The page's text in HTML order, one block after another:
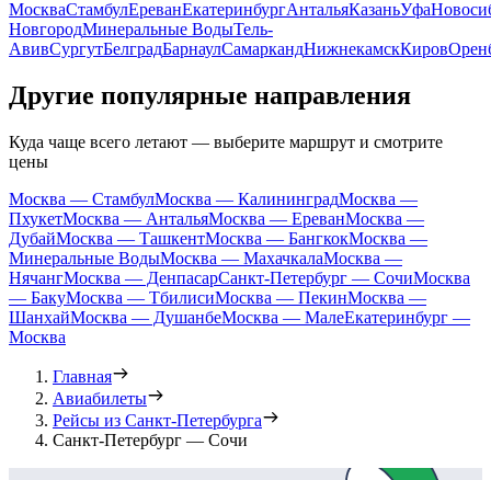
МоскваСтамбулЕреванЕкатеринбургАнтальяКазаньУфа
НовгородМинеральные ВодыТель-
АвивСургутБелградБарнаулСамаркандНижнекамскКиров
Другие популярные направления
Куда чаще всего летают — выберите маршрут и смотрите
цены
Москва — СтамбулМосква — КалининградМосква —
ПхукетМосква — АнтальяМосква — ЕреванМосква —
ДубайМосква — ТашкентМосква — БангкокМосква —
Минеральные ВодыМосква — МахачкалаМосква —
НячангМосква — ДенпасарСанкт-Петербург — СочиМосква
— БакуМосква — ТбилисиМосква — ПекинМосква —
ШанхайМосква — ДушанбеМосква — МалеЕкатеринбург —
Москва
Главная
Авиабилеты
Рейсы из Санкт-Петербурга
Санкт-Петербург — Сочи